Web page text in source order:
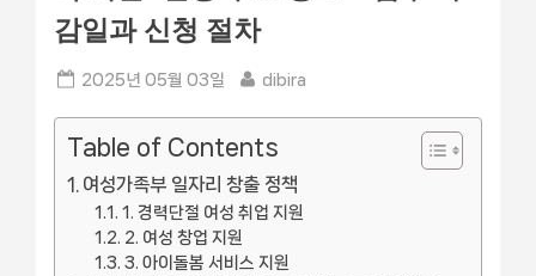
감일과 신청 절차
Posted
2025년 05월 03일 By
dibira
Table of Contents
여성가족부 일자리 창출 정책
1. 경력단절 여성 취업 지원
2. 여성 창업 지원
3. 아이돌봄 서비스 지원